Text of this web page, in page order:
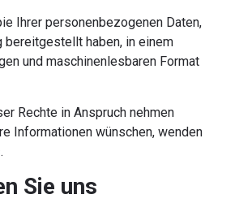
Ihrer personenbezogenen Daten,
haben, in einem
und maschinenlesbaren Format
Rechte in Anspruch nehmen
Informationen wünschen, wenden
Sie uns